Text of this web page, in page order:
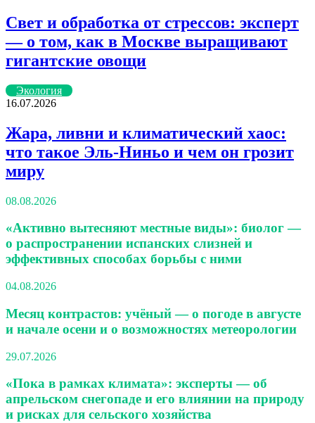
Свет и обработка от стрессов: эксперт
— о том, как в Москве выращивают
гигантские овощи
Экология
16.07.2026
Жара, ливни и климатический хаос:
что такое Эль-Ниньо и чем он грозит
миру
08.08.2026
«Активно вытесняют местные виды»: биолог —
о распространении испанских слизней и
эффективных способах борьбы с ними
04.08.2026
Месяц контрастов: учёный — о погоде в августе
и начале осени и о возможностях метеорологии
29.07.2026
«Пока в рамках климата»: эксперты — об
апрельском снегопаде и его влиянии на природу
и рисках для сельского хозяйства